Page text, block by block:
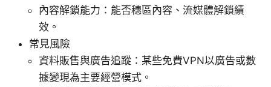
內容解鎖能力：能否穗區內容、流媒體解鎖績
效。
常見風險
資料販售與廣告追蹤：某些免費VPN以廣告或數
據變現為主要經營模式。